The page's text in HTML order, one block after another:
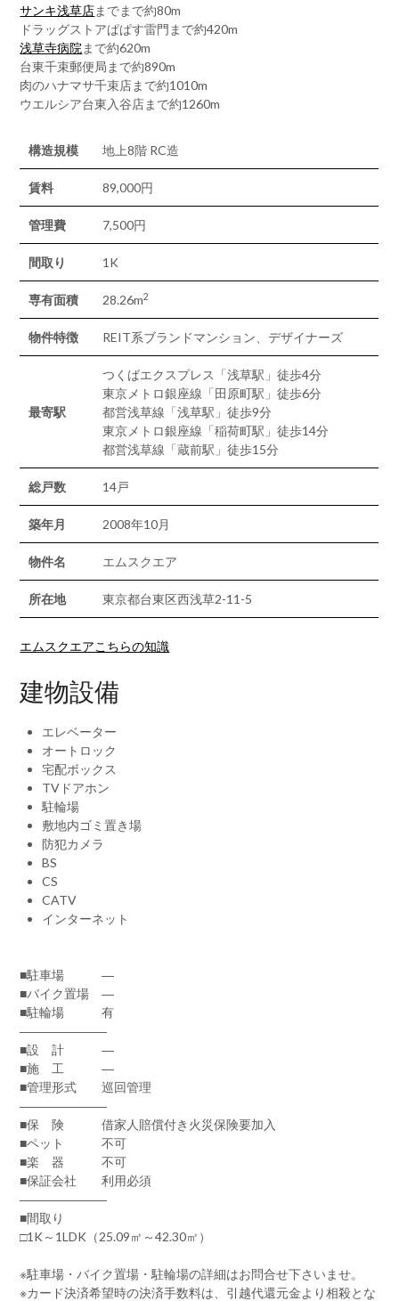
サンキ浅草店までまで約80m
ドラッグストアぱぱす雷門まで約420m
浅草寺病院 まで約620m
台東千束郵便局まで約890m
肉のハナマサ千束店まで約1010m
ウエルシア台東入谷店まで約1260m
構造規模 地上8階 RC造
賃料 89,000円
管理費 7,500円
間取り 1K
専有面積 28.26m2
物件特徴 REIT系ブランドマンション、デザイナーズ
最寄駅
つくばエクスプレス「浅草駅」徒歩4分
東京メトロ銀座線「田原町駅」徒歩6分
都営浅草線「浅草駅」徒歩9分
東京メトロ銀座線「稲荷町駅」徒歩14分
都営浅草線「蔵前駅」徒歩15分
総戸数 14戸
築年月 2008年10月
物件名 エムスクエア
所在地 東京都台東区西浅草2-11-5
エムスクエアこちらの知識
建物設備
エレベーター
オートロック
宅配ボックス
TVドアホン
駐輪場
敷地内ゴミ置き場
防犯カメラ
BS
CS
CATV
インターネット
■駐車場 ―
■バイク置場 ―
■駐輪場 有
―――――――
■設 計 ―
■施 工 ―
■管理形式 巡回管理
―――――――
■保 険 借家人賠償付き火災保険要加入
■ペット 不可
■楽 器 不可
■保証会社 利用必須
―――――――
■間取り
□1K～1LDK（25.09㎡～42.30㎡）
※駐車場・バイク置場・駐輪場の詳細はお問合せ下さいませ。
※カード決済希望時の決済手数料は、引越代還元金より相殺とな